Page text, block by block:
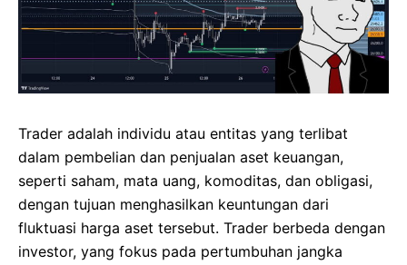
Trader adalah individu atau entitas yang terlibat
dalam pembelian dan penjualan aset keuangan,
seperti saham, mata uang, komoditas, dan obligasi,
dengan tujuan menghasilkan keuntungan dari
fluktuasi harga aset tersebut. Trader berbeda dengan
investor, yang fokus pada pertumbuhan jangka